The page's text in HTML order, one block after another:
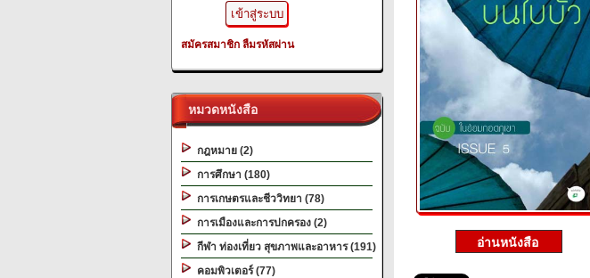
สมัครสมาชิก ลืมรหัสผ่าน
หมวดหนังสือ
กฎหมาย (2)
การศึกษา (180)
การเกษตรและชีววิทยา (78)
การเมืองและการปกครอง (2)
กีฬา ท่องเที่ยว สุขภาพและอาหาร (191)
คอมพิวเตอร์ (77)